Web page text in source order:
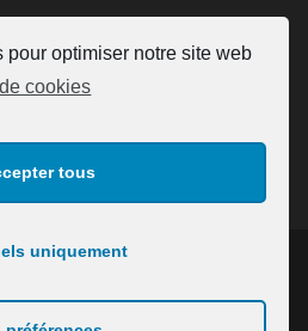
optimiser notre site web
cookies
tous
uniquement